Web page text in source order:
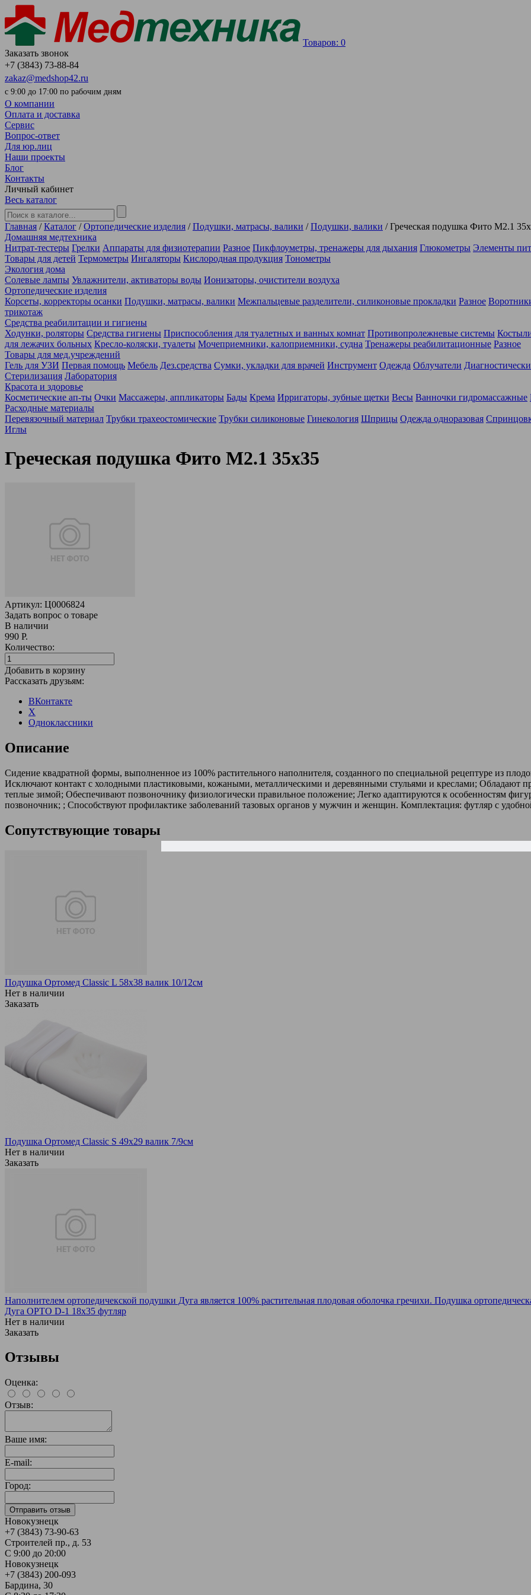
Товаров: 0
Заказать звонок
+7 (3843) 73-88-84
zakaz@medshop42.ru
с 9:00 до 17:00 по рабочим дням
О компании
Оплата и доставка
Сервис
Вопрос-ответ
Для юр.лиц
Наши проекты
Блог
Контакты
Личный кабинет
Весь каталог
Главная /Каталог /Ортопедические изделия /Подушки, матрасы, валики /Подушки, валики /Греческая подушка Фито М2.1
Домашняя медтехника
Нитрат-тестеры Грелки Аппараты для физиотерапии Разное Пикфлоуметры, тренажеры для дыхания Глюкометры Элементы
Товары для детей Термометры Ингаляторы Кислородная продукция Тонометры
Экология дома
Солевые лампы Увлажнители, активаторы воды Ионизаторы, очистители воздуха
Ортопедические изделия
Корсеты, корректоры осанки Подушки, матрасы, валики Межпальцевые разделители, силиконовые прокладки Разное
трикотаж
Средства реабилитации и гигиены
Ходунки, роляторы Средства гигиены Приспособления для туалетных и ванных комнат Противопролежневые системы
для лежачих больных Кресло-коляски, туалеты Мочеприемники, калоприемники, судна Тренажеры реабилитационные Разное
Товары для мед.учреждений
Гель для УЗИ Первая помощь Мебель Дез.средства Сумки, укладки для врачей Инструмент Одежда Облучатели
Стерилизация Лаборатория
Красота и здоровье
Косметические ап-ты Очки Массажеры, аппликаторы Бады Крема Ирригаторы, зубные щетки Весы Ванночки гидромассажные
Расходные материалы
Перевязочный материал Трубки трахеостомические Трубки силиконовые Гинекология Шприцы Одежда одноразовая
Иглы
Греческая подушка Фито М2.1 35х35
Артикул: Ц0006824
Задать вопрос о товаре
В наличии
990 Р.
Количество:
Добавить в корзину
Рассказать друзьям:
ВКонтакте
X
Одноклассники
Описание
Сидение квадратной формы, выполненное из 100% растительного наполнителя, созданного по специальной рецептуре из
Исключают контакт с холодными пластиковыми, кожаными, металлическими и деревянными стульями и креслами; Обладают
теплые зимой; Обеспечивают позвоночнику физиологически правильное положение; Легко адаптируются к особенностям
позвоночник; ; Способствуют профилактике заболеваний тазовых органов у мужчин и женщин. Комплектация: футляр с
Сопутствующие товары
Подушка Ортомед Classic L 58х38 валик 10/12см
Нет в наличии
Заказать
Подушка Ортомед Classic S 49х29 валик 7/9см
Нет в наличии
Заказать
Наполнителем ортопедичекской подушки Дуга является 100% растительная плодовая оболочка гречихи. Подушка
Дуга ОРТО D-1 18х35 футляр
Нет в наличии
Заказать
Отзывы
Оценка:
Отзыв:
Ваше имя:
E-mail:
Город:
Новокузнецк
+7 (3843) 73-90-63
Строителей пр., д. 53
С 9:00 до 20:00
Новокузнецк
+7 (3843) 200-093
Бардина, 30